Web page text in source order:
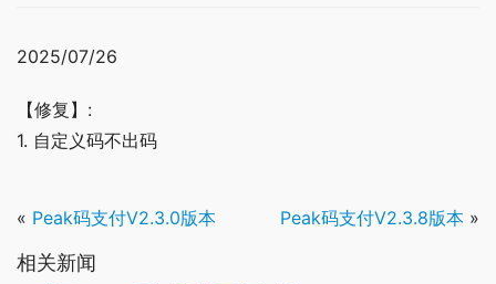
2025/07/26
【修复】:
1. 自定义码不出码
« Peak码支付V2.3.0版本 Peak码支付V2.3.8版本 »
相关新闻